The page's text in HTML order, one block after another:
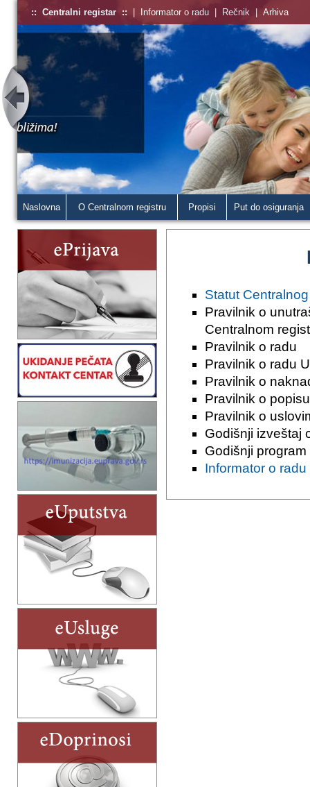
:: Centralni registar :: Informator o radu Rečnik Arhiva
Naslovna O Centralnom registru Propisi Put do osiguranja
Statut
Pravilnik o
Centralnom
Pravilnik o radu
Pravilnik o radu
Pravilnik o
Pravilnik o popisu
Pravilnik o
Godišnji izveštaj
Godišnji program
Informator o